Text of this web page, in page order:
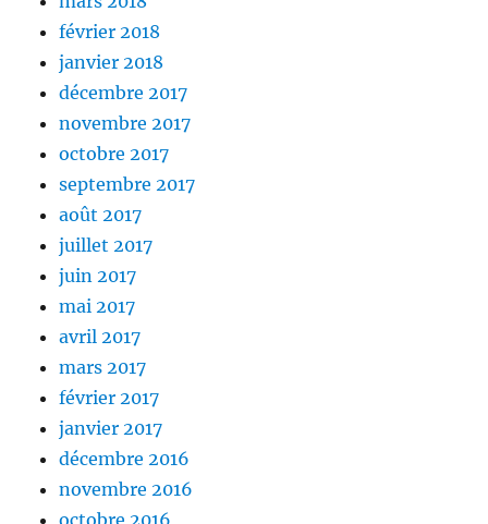
février 2018
janvier 2018
décembre 2017
novembre 2017
octobre 2017
septembre 2017
août 2017
juillet 2017
juin 2017
mai 2017
avril 2017
mars 2017
février 2017
janvier 2017
décembre 2016
novembre 2016
octobre 2016